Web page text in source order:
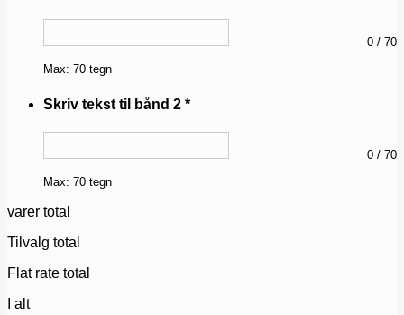
0 / 70
Max: 70 tegn
Skriv tekst til bånd 2 *
0 / 70
Max: 70 tegn
varer total
Tilvalg total
Flat rate total
I alt